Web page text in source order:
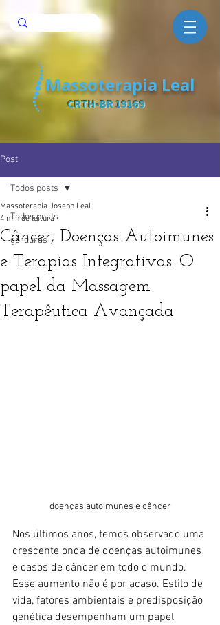
Massoterapia Leal
CRTH-BR 19169
Post
Todos posts
gorduras
Todos posts
Câncer, Doenças Autoimunes
e Terapias Integrativas: O
papel da Massagem
Terapêutica Avançada
Massoterapia Joseph Leal
4 min de leitura
doenças autoimunes e câncer
Nos últimos anos, temos observado uma
crescente onda de doenças autoimunes
e casos de câncer em todo o mundo.
Esse aumento não é por acaso. Estilo de
vida, fatores ambientais e predisposição
genética desempenham um papel